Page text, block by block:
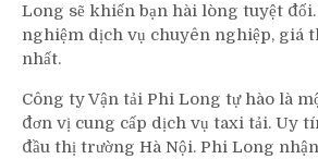
Long sẽ khiến bạn hài lòng tuyệt đối.
nghiệm dịch vụ chuyên nghiệp, giá
nhất.
Công ty Vận tải Phi Long tự hào là
đơn vị cung cấp dịch vụ taxi tải. Uy
đầu thị trường Hà Nội. Phi Long